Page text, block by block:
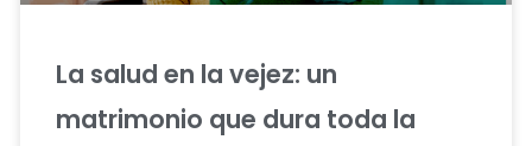
La salud en la vejez: un
matrimonio que dura toda la